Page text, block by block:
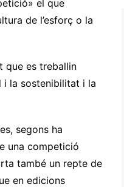
el que
de l’esforç o la
que es treballin
i la sostenibilitat i la
segons ha
una competició
també un repte de
en edicions